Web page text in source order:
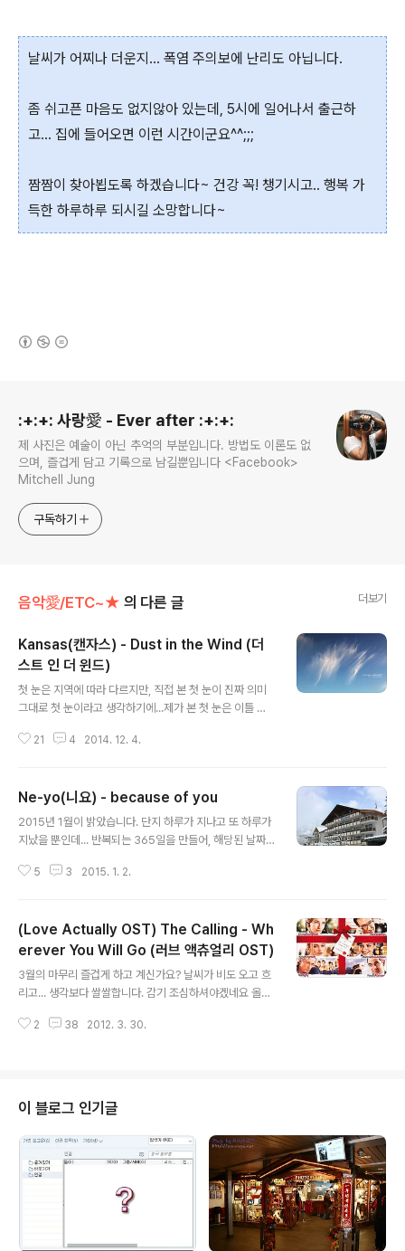
날씨가 어찌나 더운지... 폭염 주의보에 난리도 아닙니다.
좀 쉬고픈 마음도 없지않아 있는데, 5시에 일어나서 출근하
고... 집에 들어오면 이런 시간이군요^^;;;
짬짬이 찾아뵙도록 하겠습니다~ 건강 꼭! 챙기시고.. 행복 가
득한 하루하루 되시길 소망합니다~
:+:+: 사랑愛 - Ever after :+:+:
제 사진은 예술이 아닌 추억의 부분입니다. 방법도 이론도 없
으며, 즐겁게 담고 기록으로 남길뿐입니다 <Facebook>
Mitchell Jung
구독하기
음악愛/ETC~★ 의 다른 글 더보기
Kansas(캔자스) - Dust in the Wind (더
스트 인 더 윈드)
첫 눈은 지역에 따라 다르지만, 직접 본 첫 눈이 진짜 의미
그대로 첫 눈이라고 생각하기에...제가 본 첫 눈은 이틀 전
라고 할까요? 휘몰아 치는 눈보라 속에서 이런 저런 생각들
있고, 떠오르는 곡들이 있는데.. 오늘은 이 곡이 와닿아서
포스팅을 하네요~ 원래 블로그의 의미와는 관계없이, 음악
들 소개를 하고 뜬금없는 사진을 올리고 있습니다. Kansa
e my eyes 난 눈을 감아요. Only for a moment and t
21 4 2014. 12. 4.
Ne-yo(니요) - because of you
2015년 1월이 밝았습니다. 단지 하루가 지나고 또 하루가
지났을 뿐인데... 반복되는 365일을 만들어, 해당된 날짜
여하는 것도 좋지만, 하루하루에 더 충실한다면, 그게 더 의
음악으로 포스팅을 계속해서 하게 됩니다. 담아 놓은 사진
들은... 언제나 글로 올릴지~ 이번 주말엔 간만에 도전!! 해
보려 합니다~^^ 오늘도 노래 한곡을 소개 합니다. 니요(ne
-yo) 의 because of you 입니다. 새해를 맞이하여 즐거
운 마음으로 시작해볼까~ 하는 마음에 소개를 하지만... 분
위기에 따라 시끄러운 음악이 될 수도 있겠네요...
5 3 2015. 1. 2.
(Love Actually OST) The Calling - Wh
erever You Will Go (러브 액츄얼리 OST)
3월의 마무리 즐겁게 하고 계신가요? 날씨가 비도 오고 흐
리고... 생각보다 쌀쌀합니다. 감기 조심하셔야겠네요 올드
은 소개하고자 합니다. 오늘 소개하려는 곡은 The Callin
죠~ 유명한 배우도 많았고 인상 깊었던 장면도 많았기에,
해외에서 출장 중 홀로 크리스마스를 두,세번 보내며 몇 번
을 더 본 영화랍니다^^;; 노래 들어보실까요? 혹시 동영상
이 느려서 보기 힘드신 분은 아래의 플레이어로 노래만 들
어보셔도 됩니다^^ 아래의 글은 2006년 12월 ..
2 38 2012. 3. 30.
이 블로그 인기글